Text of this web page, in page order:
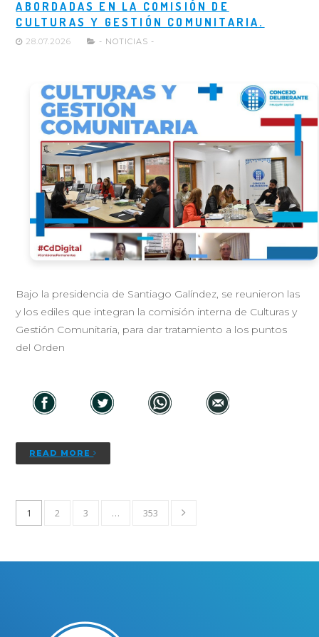
ABORDADAS EN LA COMISIÓN DE
CULTURAS Y GESTIÓN COMUNITARIA.
28.07.2026 - NOTICIAS -
Bajo la presidencia de Santiago Galíndez, se reunieron las
y los ediles que integran la comisión interna de Culturas y
Gestión Comunitaria, para dar tratamiento a los puntos
del Orden
READ MORE
1 2 3 … 353